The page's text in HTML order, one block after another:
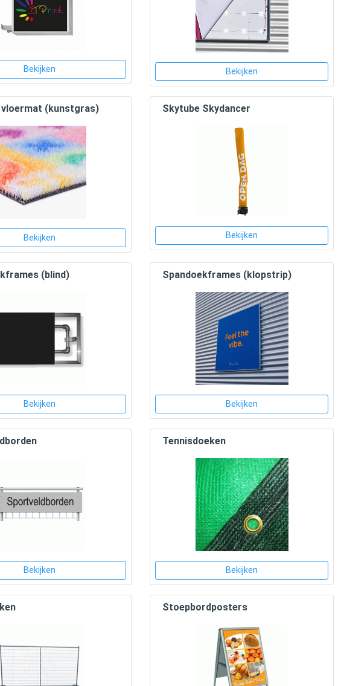
Bekijken Bekijken
(kunstgras)
Bekijken
Skytube Skydancer
Bekijken
(blind)
Bekijken
Spandoekframes (klopstrip)
Bekijken
Bekijken
Tennisdoeken
Bekijken
Stoepbordposters